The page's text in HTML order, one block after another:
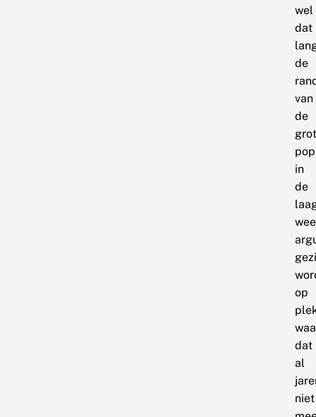
wel
dat
de
van
de
in
de
op
dat
al
niet